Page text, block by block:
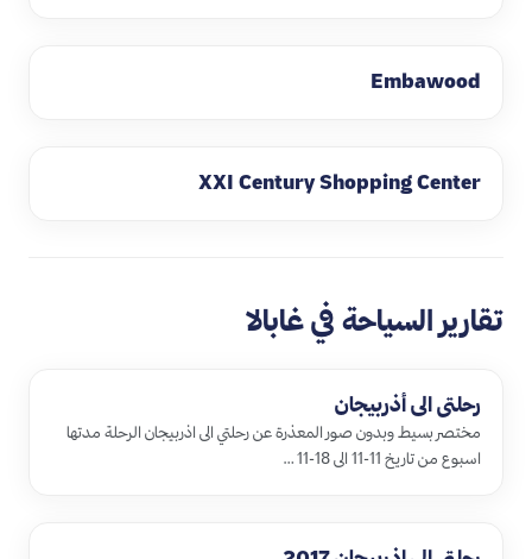
Embawood
XXI Century Shopping Center
تقارير السياحة في غابالا
رحلتي الى أذربيجان
مختصر بسيط وبدون صور المعذرة عن رحلتي الى اذربيجان الرحلة مدتها
اسبوع من تاريخ 11-11 الى 18-11 …